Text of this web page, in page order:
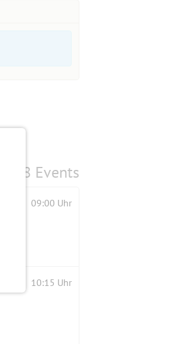
8 Events
09:00 Uhr
10:15 Uhr